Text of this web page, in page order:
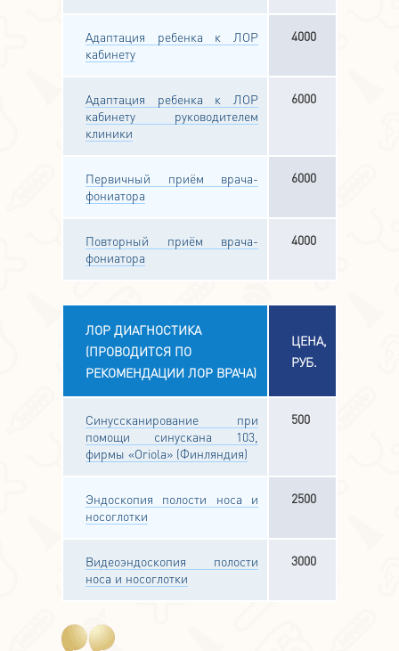
Адаптация ребенка к ЛОР
кабинету
4000
Адаптация ребенка к ЛОР
кабинету руководителем
клиники
6000
Первичный приём врача-
фониатора
6000
Повторный приём врача-
фониатора
4000
ЛОР ДИАГНОСТИКА
(ПРОВОДИТСЯ ПО
РЕКОМЕНДАЦИИ ЛОР ВРАЧА)
ЦЕНА,
РУБ.
Синуссканирование при
помощи синускана 103,
фирмы «Oriola» (Финляндия)
500
Эндоскопия полости носа и
носоглотки
2500
Видеоэндоскопия полости
носа и носоглотки
3000